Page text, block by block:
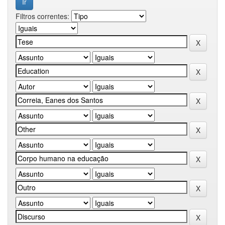
Filtros correntes: